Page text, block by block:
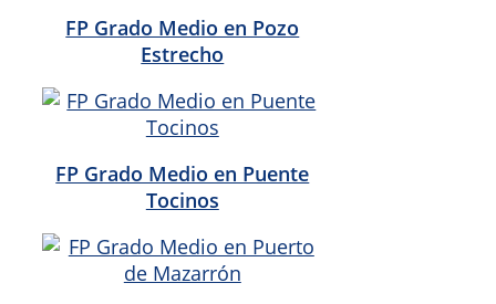
FP Grado Medio en Pozo
Estrecho
FP Grado Medio en Puente
Tocinos